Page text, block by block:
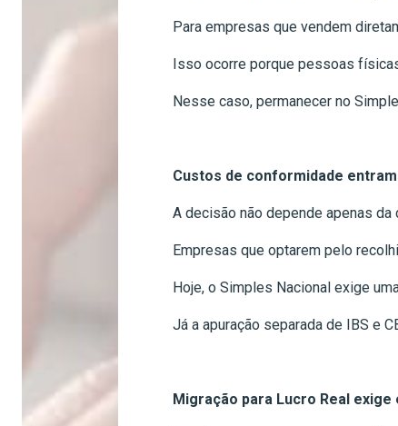
Para empresas que vendem
Isso ocorre porque pessoas
Nesse caso, permanecer no
Custos de conformidade
A decisão não depende apenas da
Empresas que optarem pelo
Hoje, o Simples Nacional exige
Já a apuração separada de IBS e
Migração para Lucro Real